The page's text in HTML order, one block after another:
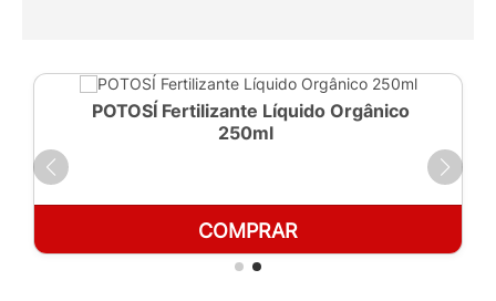
POTOSÍ Fertilizante Líquido Orgânico
250ml
COMPRAR